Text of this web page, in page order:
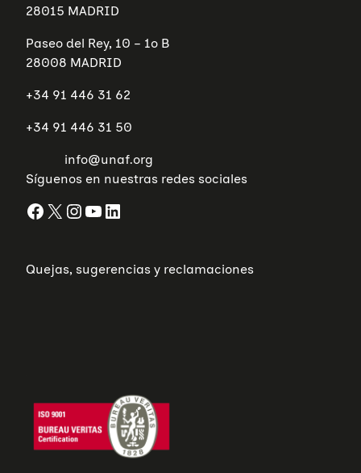
28015 MADRID
Paseo del Rey, 10 – 1º B
28008 MADRID
+34 91 446 31 62
+34 91 446 31 50
info@unaf.org
Síguenos en nuestras redes sociales
Facebook X InstagramYouTube LinkedIn
Quejas, sugerencias y reclamaciones